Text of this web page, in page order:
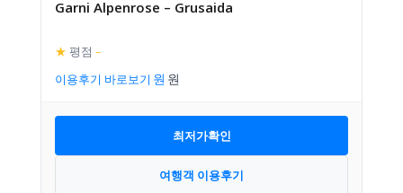
Garni Alpenrose – Grusaida
★ 평점 –
이용후기 바로보기
최저가확인
여행객 이용후기